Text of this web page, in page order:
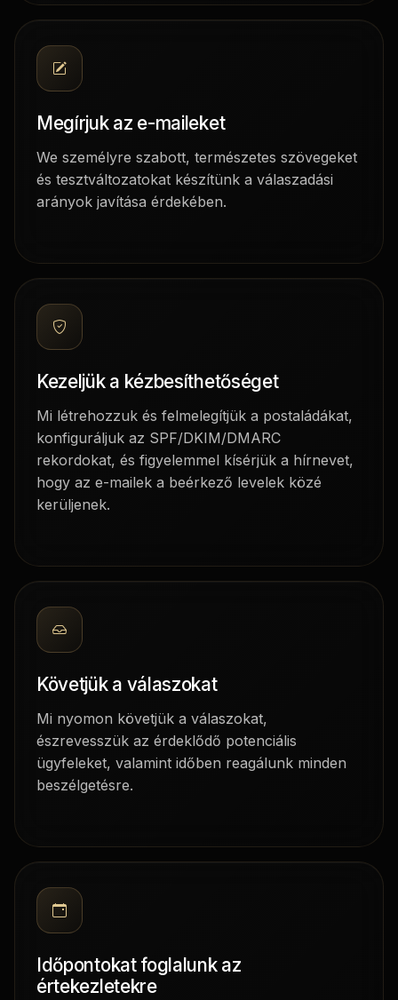
Megírjuk az e-maileket
We személyre szabott, természetes szövegeket
és tesztváltozatokat készítünk a válaszadási
arányok javítása érdekében.
Kezeljük a kézbesíthetőséget
Mi létrehozzuk és felmelegítjük a postaládákat,
konfiguráljuk az SPF/DKIM/DMARC
rekordokat, és figyelemmel kísérjük a hírnevet,
hogy az e-mailek a beérkező levelek közé
kerüljenek.
Követjük a válaszokat
Mi nyomon követjük a válaszokat,
észrevesszük az érdeklődő potenciális
ügyfeleket, valamint időben reagálunk minden
beszélgetésre.
Időpontokat foglalunk az
értekezletekre